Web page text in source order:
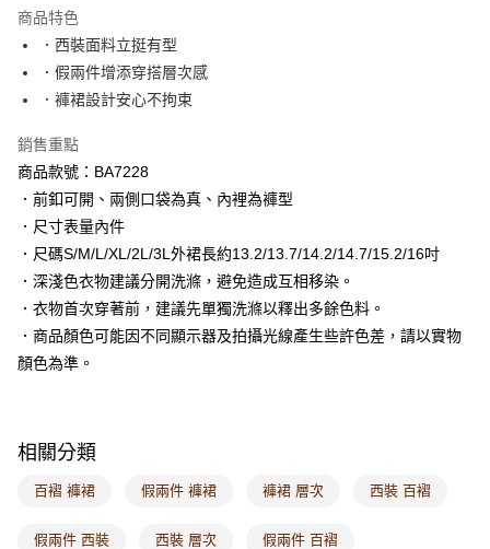
付款後萊爾富取貨
每筆NT$60，滿NT$1,000(含以上)免運費
7-11取貨付款
每筆NT$60，滿NT$1,000(含以上)免運費
付款後7-11取貨
每筆NT$60，滿NT$1,000(含以上)免運費
宅配
每筆NT$120，滿NT$1,000(含以上)免運費
付款後門市自取
每筆NT$60，滿NT$1,000(含以上)免運費
海外配送-歐美地區
商品特色
．西裝面料立挺有型
．假兩件增添穿搭層次感
．褲裙設計安心不拘束
銷售重點
商品款號：BA7228
．前釦可開、兩側口袋為真、內裡為褲型
．尺寸表量內件
．尺碼S/M/L/XL/2L/3L外裙長約13.2/13.7/14.2/14.7/15.2/16吋
．深淺色衣物建議分開洗滌，避免造成互相移染。
．衣物首次穿著前，建議先單獨洗滌以釋出多餘色料。
．商品顏色可能因不同顯示器及拍攝光線產生些許色差，請以實物
顏色為準。
相關分類
百褶 褲裙 假兩件 褲裙 褲裙 層次 西裝 百褶
假兩件 西裝 西裝 層次 假兩件 百褶